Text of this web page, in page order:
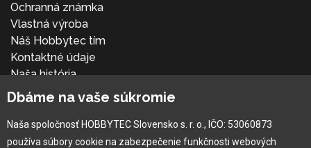
Ochranná známka
Vlastná výroba
Náš Hobbytec tím
Kontaktné údaje
Naša história
Kariéra
Pre zákazníka
Dbáme na vaše súkromie
Naša spoločnosť HOBBYTEC Slovensko s. r. o., IČO: 53060873
používa súbory cookie na zabezpečenie funkčnosti webových